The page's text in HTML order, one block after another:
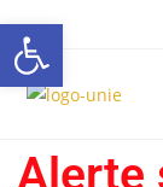
Ouvrir
Alerte